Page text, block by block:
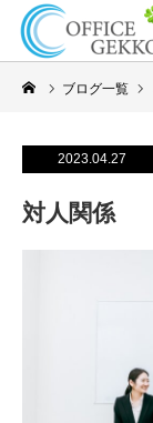
ブログ一覧
2023.04.27
対人関係